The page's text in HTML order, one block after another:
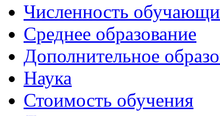
Численность
Среднее образование
Дополнительное
Наука
Стоимость обучения